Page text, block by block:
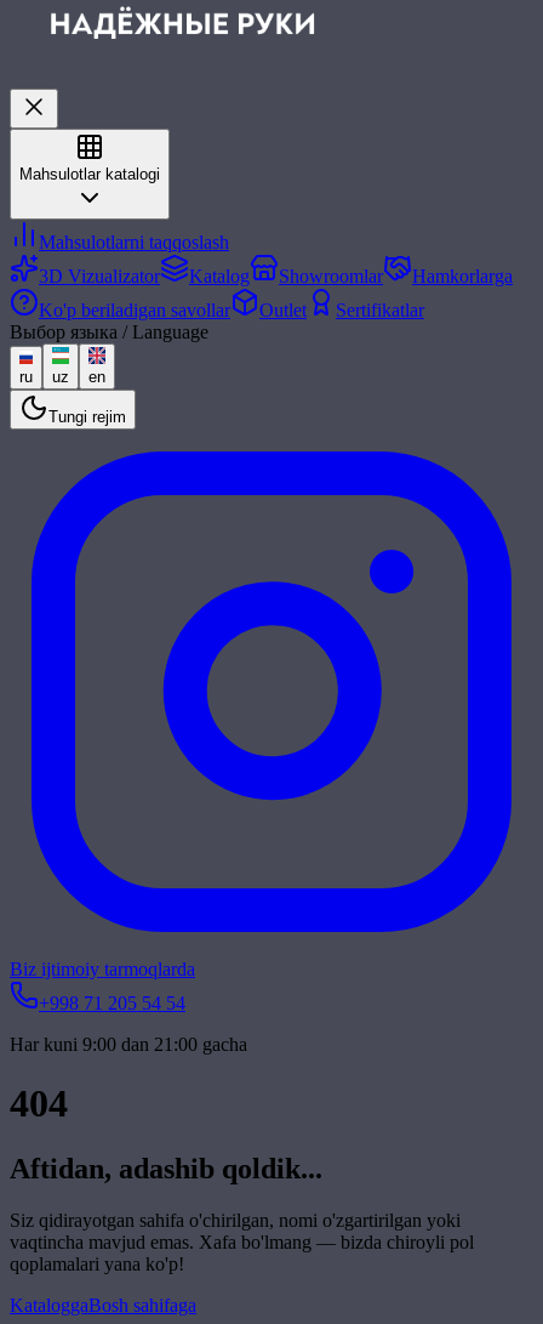
Mahsulotlar katalogi
Mahsulotlarni taqqoslash
3D Vizualizator
Katalog Showroomlar
Hamkorlarga
Ko'p beriladigan savollar
Outlet
Sertifikatlar
Выбор языка / Language
ru uz en
Tungi rejim
Biz ijtimoiy tarmoqlarda
+998 71 205 54 54
Har kuni 9:00 dan 21:00 gacha
404
Aftidan, adashib qoldik...
Siz qidirayotgan sahifa o'chirilgan, nomi o'zgartirilgan yoki
vaqtincha mavjud emas. Xafa bo'lmang — bizda chiroyli pol
qoplamalari yana ko'p!
KataloggaBosh sahifaga